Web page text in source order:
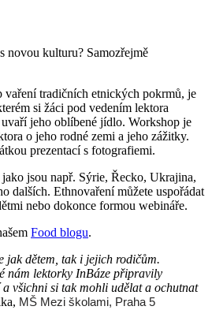
novou kulturu? Samozřejmě
tradičních etnických pokrmů, je
si žáci pod vedením lektora
jeho oblíbené jídlo. Workshop je
o jeho rodné zemi a jeho zážitky.
prezentací s fotografiemi.
jsou např. Sýrie, Řecko, Ukrajina,
dalších. Ethnovaření můžete uspořádat
nebo dokonce formou webináře.
Food blogu.
jak dětem, tak i jejich rodičům.
nám lektorky InBáze připravily
všichni si tak mohli udělat a ochutnat
MŠ Mezi školami, Praha 5